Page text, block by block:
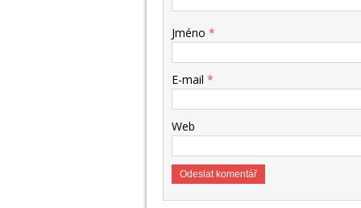
Jméno *
E-mail *
Web